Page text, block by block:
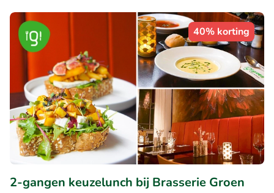
40% korting
2-gangen keuzelunch bij Brasserie Groen